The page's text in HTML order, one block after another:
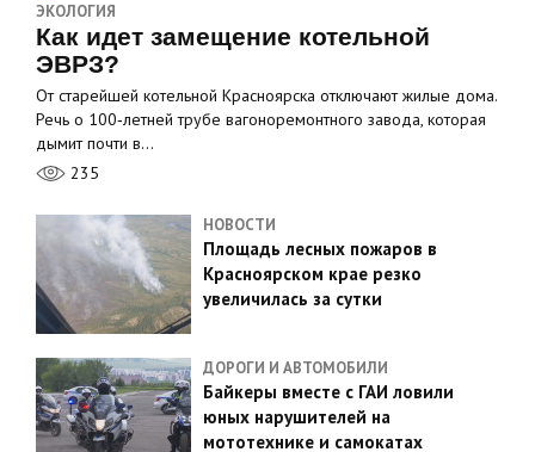
ЭКОЛОГИЯ
Как идет замещение котельной
ЭВРЗ?
От старейшей котельной Красноярска отключают жилые дома.
Речь о 100‑летней трубе вагоноремонтного завода, которая
дымит почти в…
235
НОВОСТИ
Площадь лесных пожаров в
Красноярском крае резко
увеличилась за сутки
ДОРОГИ И АВТОМОБИЛИ
Байкеры вместе с ГАИ ловили
юных нарушителей на
мототехнике и самокатах